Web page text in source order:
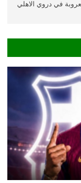
في دروي الاهلي